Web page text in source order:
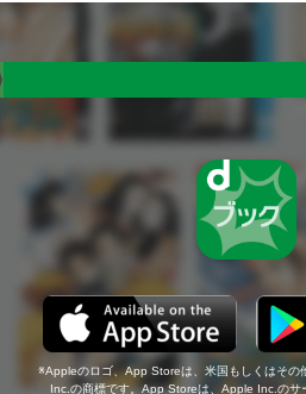
Appleのロゴ、App Storeは、米国もしくはその
Inc.の商標です。App Storeは、Apple Inc.のサ